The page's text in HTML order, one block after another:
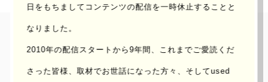
日をもちまして コンテンツの配信を一時休止することと
なりました。
2010年の配信スタートから9年間、これまでご愛読くだ
さった皆様、取材でお世話になった方々、 そしてused